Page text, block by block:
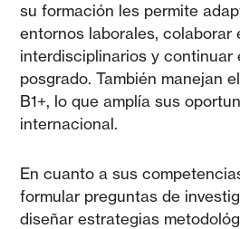
su formación les permite
entornos laborales, colaborar
interdisciplinarios y continuar
posgrado. También manejan
B1+, lo que amplía sus
internacional.
En cuanto a sus
formular preguntas de
diseñar estrategias